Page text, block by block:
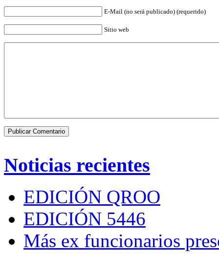
E-Mail (no será publicado) (requerido)
Sitio web
Noticias recientes
EDICIÓN QROO
EDICIÓN 5446
Más ex funcionarios